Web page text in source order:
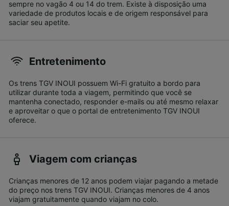
sempre no vagão 4 ou 14 do trem. Existe à disposição uma
variedade de produtos locais e de origem responsável para
saciar seu apetite.
Entretenimento
Os trens TGV INOUI possuem Wi-Fi gratuito a bordo para
utilizar durante toda a viagem, permitindo que você se
mantenha conectado, responder e-mails ou até mesmo relaxar
e aproveitar o que o portal de entretenimento TGV INOUI
oferece.
Viagem com crianças
Crianças menores de 12 anos podem viajar pagando a metade
do preço nos trens TGV INOUI. Crianças menores de 4 anos
viajam gratuitamente quando viajam no colo.